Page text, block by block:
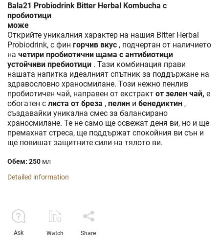
Bala21 Probiodrink Bitter Herbal Kombucha с
пробиотици
може
Открийте уникалния характер на нашия Bitter Herbal
Probiodrink, с фин горчив вкус , подчертан от наличието
на четири пробиотични щама с антибиотици
устойчиви пребиотици . Тази комбинация прави
нашата напитка идеалният спътник за поддържане на
здравословно храносмилане. Този нежно пенлив
пробиотичен чай, направен от екстракт от зелен чай, е
обогатен с листа от бреза , пелин и бенедиктин ,
създавайки уникална смес за балансирано
храносмилане. Те не само ще освежат деня ви, но и ще
премахнат стреса, ще поддържат спокойния ви сън и
ще повишат защитните сили на тялото ви.
Обем: 250 мл
Detailed information
Ask Watch Share